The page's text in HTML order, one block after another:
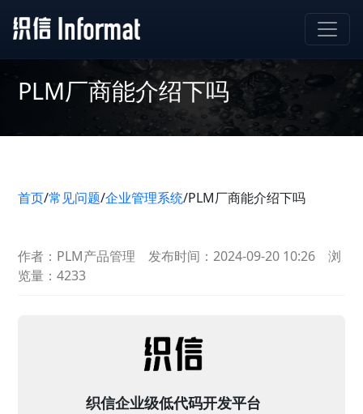
PLM厂商能介绍下吗
首页/常见问题/企业管理系统/PLM厂商能介绍下吗
作者：PLM产品管理 发布时间：2024-09-20 10:26
浏
览量：4233
织信企业级低代码开发平台